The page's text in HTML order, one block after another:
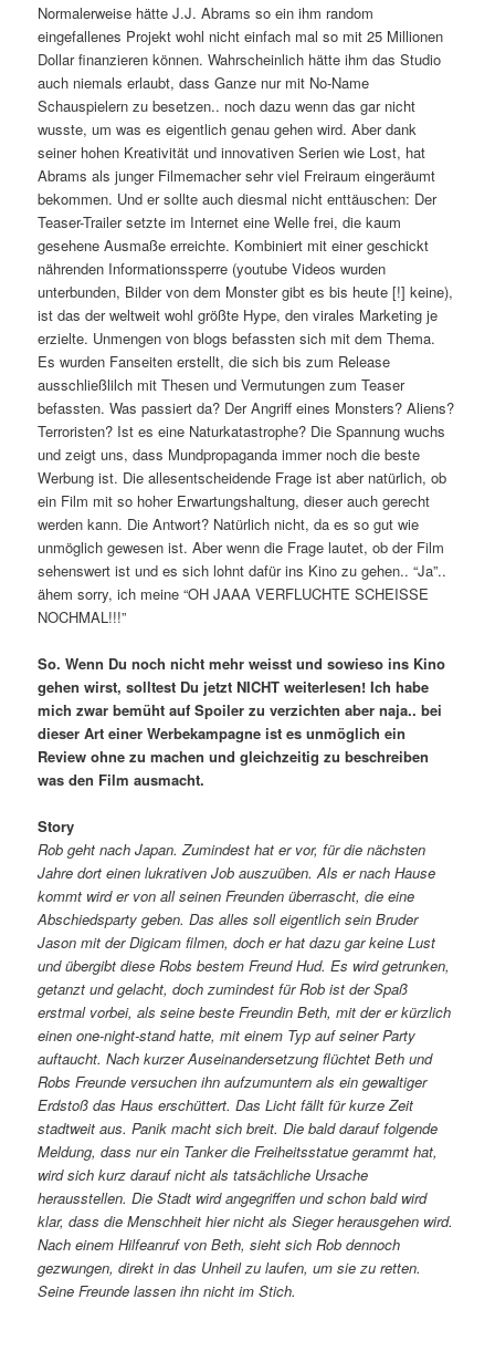
Normalerweise hätte J.J. Abrams so ein ihm random
eingefallenes Projekt wohl nicht einfach mal so mit 25 Millionen
Dollar finanzieren können. Wahrscheinlich hätte ihm das Studio
auch niemals erlaubt, dass Ganze nur mit No-Name
Schauspielern zu besetzen.. noch dazu wenn das gar nicht
wusste, um was es eigentlich genau gehen wird. Aber dank
seiner hohen Kreativität und innovativen Serien wie Lost, hat
Abrams als junger Filmemacher sehr viel Freiraum eingeräumt
bekommen. Und er sollte auch diesmal nicht enttäuschen: Der
Teaser-Trailer setzte im Internet eine Welle frei, die kaum
gesehene Ausmaße erreichte. Kombiniert mit einer geschickt
nährenden Informationssperre (youtube Videos wurden
unterbunden, Bilder von dem Monster gibt es bis heute [!] keine),
ist das der weltweit wohl größte Hype, den virales Marketing je
erzielte. Unmengen von blogs befassten sich mit dem Thema.
Es wurden Fanseiten erstellt, die sich bis zum Release
ausschließlilch mit Thesen und Vermutungen zum Teaser
befassten. Was passiert da? Der Angriff eines Monsters? Aliens?
Terroristen? Ist es eine Naturkatastrophe? Die Spannung wuchs
und zeigt uns, dass Mundpropaganda immer noch die beste
Werbung ist. Die allesentscheidende Frage ist aber natürlich, ob
ein Film mit so hoher Erwartungshaltung, dieser auch gerecht
werden kann. Die Antwort? Natürlich nicht, da es so gut wie
unmöglich gewesen ist. Aber wenn die Frage lautet, ob der Film
sehenswert ist und es sich lohnt dafür ins Kino zu gehen.. “Ja”..
ähem sorry, ich meine “OH JAAA VERFLUCHTE SCHEISSE
NOCHMAL!!!”
So. Wenn Du noch nicht mehr weisst und sowieso ins Kino
gehen wirst, solltest Du jetzt NICHT weiterlesen! Ich habe
mich zwar bemüht auf Spoiler zu verzichten aber naja.. bei
dieser Art einer Werbekampagne ist es unmöglich ein
Review ohne zu machen und gleichzeitig zu beschreiben
was den Film ausmacht.
Story
Rob geht nach Japan. Zumindest hat er vor, für die nächsten
Jahre dort einen lukrativen Job auszuüben. Als er nach Hause
kommt wird er von all seinen Freunden überrascht, die eine
Abschiedsparty geben. Das alles soll eigentlich sein Bruder
Jason mit der Digicam filmen, doch er hat dazu gar keine Lust
und übergibt diese Robs bestem Freund Hud. Es wird getrunken,
getanzt und gelacht, doch zumindest für Rob ist der Spaß
erstmal vorbei, als seine beste Freundin Beth, mit der er kürzlich
einen one-night-stand hatte, mit einem Typ auf seiner Party
auftaucht. Nach kurzer Auseinandersetzung flüchtet Beth und
Robs Freunde versuchen ihn aufzumuntern als ein gewaltiger
Erdstoß das Haus erschüttert. Das Licht fällt für kurze Zeit
stadtweit aus. Panik macht sich breit. Die bald darauf folgende
Meldung, dass nur ein Tanker die Freiheitsstatue gerammt hat,
wird sich kurz darauf nicht als tatsächliche Ursache
herausstellen. Die Stadt wird angegriffen und schon bald wird
klar, dass die Menschheit hier nicht als Sieger herausgehen wird.
Nach einem Hilfeanruf von Beth, sieht sich Rob dennoch
gezwungen, direkt in das Unheil zu laufen, um sie zu retten.
Seine Freunde lassen ihn nicht im Stich.